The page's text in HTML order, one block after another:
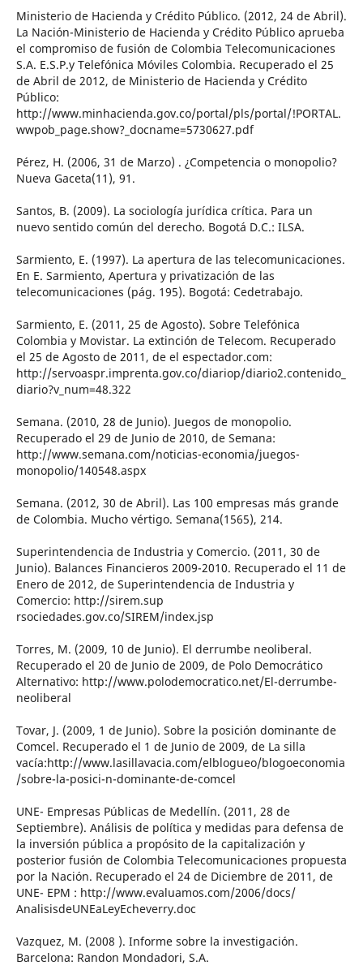
Ministerio de Hacienda y Crédito Público. (2012, 24 de Abril).
La Nación-Ministerio de Hacienda y Crédito Público aprueba
el compromiso de fusión de Colombia Telecomunicaciones
S.A. E.S.P.y Telefónica Móviles Colombia. Recuperado el 25
de Abril de 2012, de Ministerio de Hacienda y Crédito
Público:
http://www.minhacienda.gov.co/portal/pls/portal/!PORTAL.
wwpob_page.show?_docname=5730627.pdf
Pérez, H. (2006, 31 de Marzo) . ¿Competencia o monopolio?
Nueva Gaceta(11), 91.
Santos, B. (2009). La sociología jurídica crítica. Para un
nuevo sentido común del derecho. Bogotá D.C.: ILSA.
Sarmiento, E. (1997). La apertura de las telecomunicaciones.
En E. Sarmiento, Apertura y privatización de las
telecomunicaciones (pág. 195). Bogotá: Cedetrabajo.
Sarmiento, E. (2011, 25 de Agosto). Sobre Telefónica
Colombia y Movistar. La extinción de Telecom. Recuperado
el 25 de Agosto de 2011, de el espectador.com:
http://servoaspr.imprenta.gov.co/diariop/diario2.contenido_
diario?v_num=48.322
Semana. (2010, 28 de Junio). Juegos de monopolio.
Recuperado el 29 de Junio de 2010, de Semana:
http://www.semana.com/noticias-economia/juegos-
monopolio/140548.aspx
Semana. (2012, 30 de Abril). Las 100 empresas más grande
de Colombia. Mucho vértigo. Semana(1565), 214.
Superintendencia de Industria y Comercio. (2011, 30 de
Junio). Balances Financieros 2009-2010. Recuperado el 11 de
Enero de 2012, de Superintendencia de Industria y
Comercio: http://sirem.sup
rsociedades.gov.co/SIREM/index.jsp
Torres, M. (2009, 10 de Junio). El derrumbe neoliberal.
Recuperado el 20 de Junio de 2009, de Polo Democrático
Alternativo: http://www.polodemocratico.net/El-derrumbe-
neoliberal
Tovar, J. (2009, 1 de Junio). Sobre la posición dominante de
Comcel. Recuperado el 1 de Junio de 2009, de La silla
vacía:http://www.lasillavacia.com/elblogueo/blogoeconomia
/sobre-la-posici-n-dominante-de-comcel
UNE- Empresas Públicas de Medellín. (2011, 28 de
Septiembre). Análisis de política y medidas para defensa de
la inversión pública a propósito de la capitalización y
posterior fusión de Colombia Telecomunicaciones propuesta
por la Nación. Recuperado el 24 de Diciembre de 2011, de
UNE- EPM : http://www.evaluamos.com/2006/docs/
AnalisisdeUNEaLeyEcheverry.doc
Vazquez, M. (2008 ). Informe sobre la investigación.
Barcelona: Randon Mondadori, S.A.